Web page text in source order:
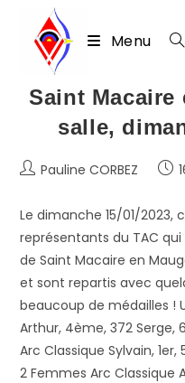
Menu
Saint Macaire
salle,
Auteur/autrice
la
publication :
Pauline CORBEZ
Le dimanche 15/01/2023,
représentants du TAC
de Saint Macaire en
et sont repartis avec
beaucoup de médailles !
Arthur, 4ème, 372 Serge,
Arc Classique Sylvain,
2 Femmes Arc Classique